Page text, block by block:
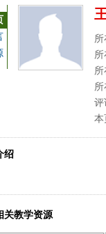
所
所
所
所
评
本
绍
关教学资源